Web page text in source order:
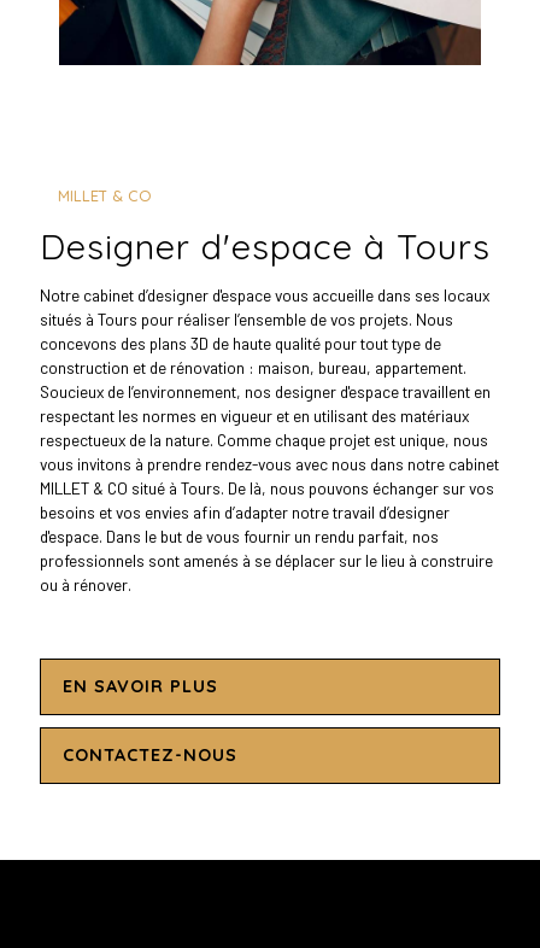
MILLET & CO
designer d'espace à Tours
Notre cabinet d’designer d'espace vous accueille dans ses locaux
situés à Tours pour réaliser l’ensemble de vos projets. Nous
concevons des plans 3D de haute qualité pour tout type de
construction et de rénovation : maison, bureau, appartement.
Soucieux de l’environnement, nos designer d'espace travaillent en
respectant les normes en vigueur et en utilisant des matériaux
respectueux de la nature. Comme chaque projet est unique, nous
vous invitons à prendre rendez-vous avec nous dans notre cabinet
MILLET & CO situé à Tours. De là, nous pouvons échanger sur vos
besoins et vos envies afin d’adapter notre travail d’designer
d'espace. Dans le but de vous fournir un rendu parfait, nos
professionnels sont amenés à se déplacer sur le lieu à construire
ou à rénover.
EN SAVOIR PLUS
CONTACTEZ-NOUS